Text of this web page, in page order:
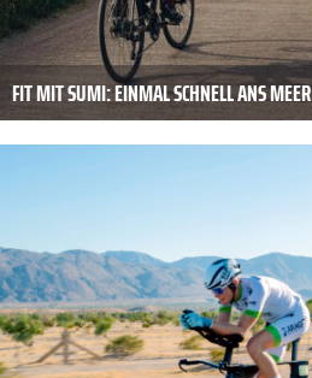
FIT MIT SUMI: EINMAL SCHNELL ANS MEER